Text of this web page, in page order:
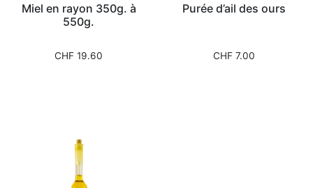
Miel en rayon 350g. à
550g.
CHF 19.60
Purée d’ail des ours
CHF 7.00